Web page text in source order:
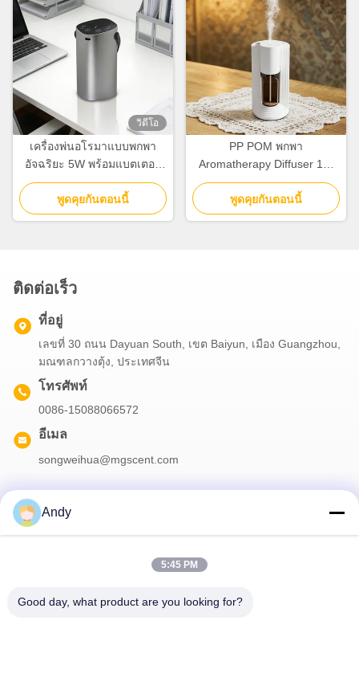
วิดีโอ
เครื่องพ่นอโรมาแบบพกพา
อัจฉริยะ 5W พร้อมแบตเตอรี่
2000mAh ระบบพ่นละออง
ของเหลวสองชั้น
พูดคุยกันตอนนี้
PP POM พกพา
Aromatherapy Diffuser 10-
30m2 ครอบคลุมด้วย 2 ระบบ
ระบายน้ํา
พูดคุยกันตอนนี้
ติดต่อเร็ว
ที่อยู่
เลขที่ 30 ถนน Dayuan South, เขต Baiyun, เมือง Guangzhou,
มณฑลกวางตุ้ง, ประเทศจีน
โทรศัพท์
0086-15088066572
อีเมล
songweihua@mgscent.com
Andy
5:45 PM
Good day, what product are you looking for?